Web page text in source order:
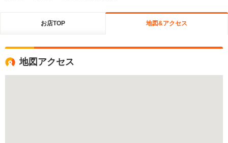
お店TOP 地図&アクセス
地図アクセス